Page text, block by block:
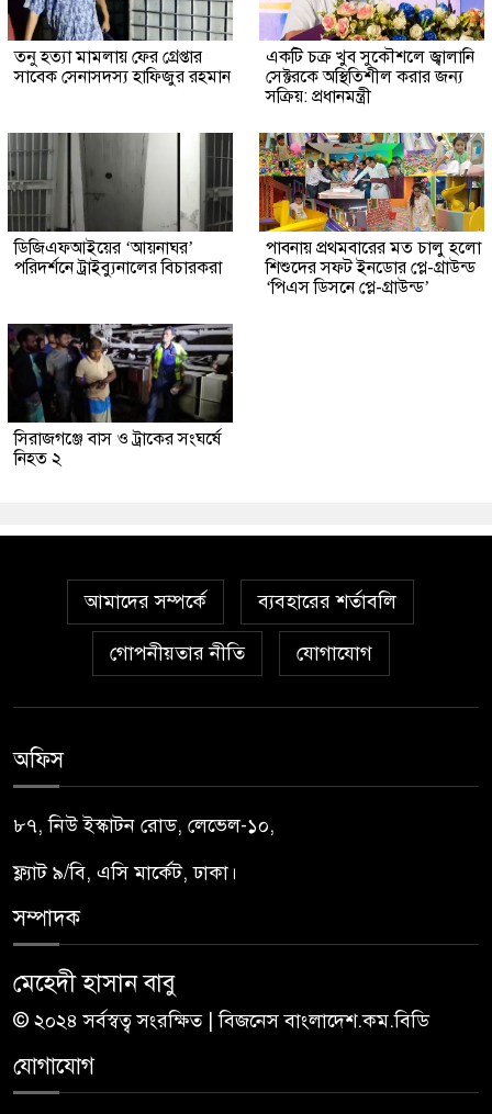
তনু হত্যা মামলায় ফের গ্রেপ্তার
সাবেক সেনাসদস্য হাফিজুর রহমান
একটি চক্র খুব সুকৌশলে জ্বালানি
সেক্টরকে অস্থিতিশীল করার জন্য
সক্রিয়: প্রধানমন্ত্রী
ডিজিএফআইয়ের ‘আয়নাঘর’
পরিদর্শনে ট্রাইব্যুনালের বিচারকরা
পাবনায় প্রথমবারের মত চালু হলো
শিশুদের সফট ইনডোর প্লে-গ্রাউন্ড
‘পিএস ডিসনে প্লে-গ্রাউন্ড’
সিরাজগঞ্জে বাস ও ট্রাকের সংঘর্ষে
নিহত ২
আমাদের সম্পর্কে ব্যবহারের শর্তাবলি
গোপনীয়তার নীতি যোগাযোগ
অফিস
৮৭, নিউ ইস্কাটন রোড, লেভেল-১০,
ফ্ল্যাট ৯/বি, এসি মার্কেট, ঢাকা।
সম্পাদক
মেহেদী হাসান বাবু
© ২০২৪ সর্বস্বত্ব সংরক্ষিত | বিজনেস বাংলাদেশ.কম.বিডি
যোগাযোগ